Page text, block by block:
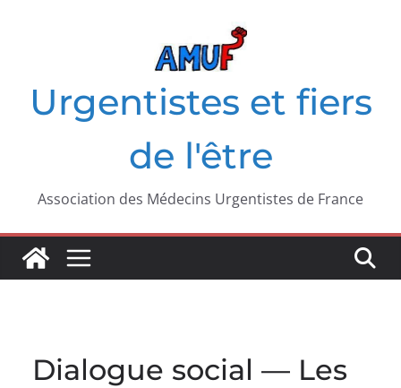
Urgentistes et fiers
de l'être
Association des Médecins Urgentistes de France
Dialogue social — Les